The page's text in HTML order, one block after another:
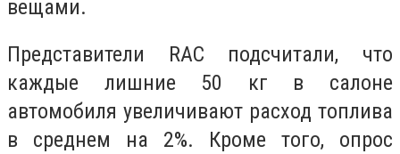
вещами.
Представители RAC подсчитали, что
каждые лишние 50 кг в салоне
автомобиля увеличивают расход топлива
в среднем на 2%. Кроме того, опрос